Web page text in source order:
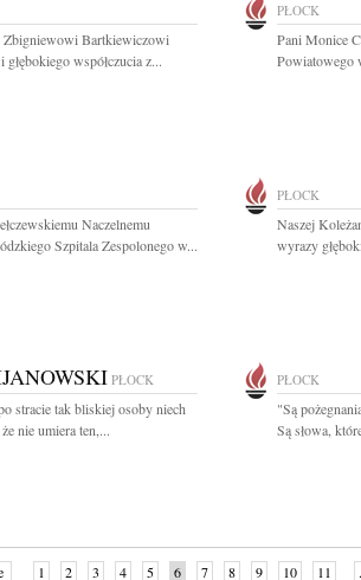
Zbigniewowi Bartkiewiczowi
współczucia z...
PŁOCK
Pani Monice
Powiatowego
Naczelnemu
Szpitala Zespolonego w...
PŁOCK
Naszej
wyrazy
PŁOCK
stracie tak bliskiej osoby niech
nie umiera ten,...
PŁOCK
"Są
Są słowa,
1 2 3 4 5 6 7 8 9 10 11